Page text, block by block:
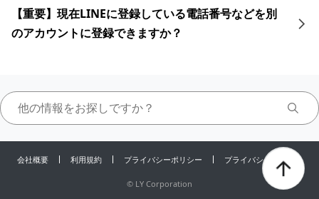
【重要】現在LINEに登録している電話番号などを別
のアカウントに登録できますか？
会社概要 利用規約 プライバシーポリシー プライバシーセンター
© LY Corporation